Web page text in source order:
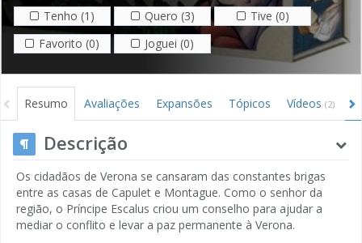
Tenho (1)
Quero (3)
Tive (0)
Favorito (0)
Joguei (0)
Resumo Avaliações Expansões Tópicos Vídeos (2)
Descrição
Os cidadãos de Verona se cansaram das constantes brigas
entre as casas de Capulet e Montague. Como o senhor da
região, o Príncipe Escalus criou um conselho para ajudar a
mediar o conflito e levar a paz permanente à Verona.